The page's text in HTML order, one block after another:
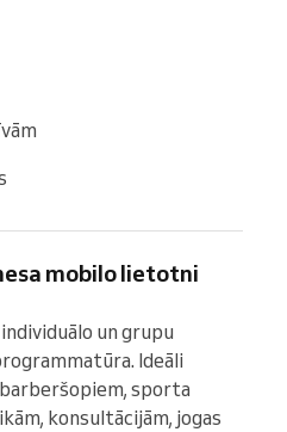
mobilo lietotni
un grupu
Ideāli
sporta
konsultācijām, jogas